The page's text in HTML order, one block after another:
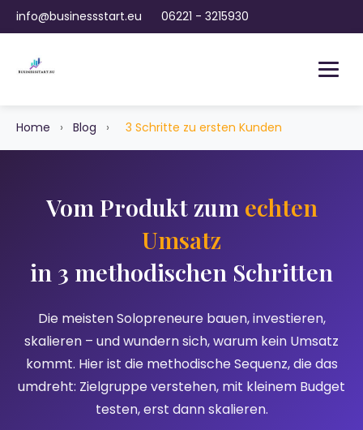
info@businessstart.eu 06221 - 3215930
Home › Blog › 3 Schritte zu ersten Kunden
Vom Produkt zum echten
Umsatz
in 3 methodischen Schritten
Die meisten Solopreneure bauen, investieren,
skalieren – und wundern sich, warum kein Umsatz
kommt. Hier ist die methodische Sequenz, die das
umdreht: Zielgruppe verstehen, mit kleinem Budget
testen, erst dann skalieren.